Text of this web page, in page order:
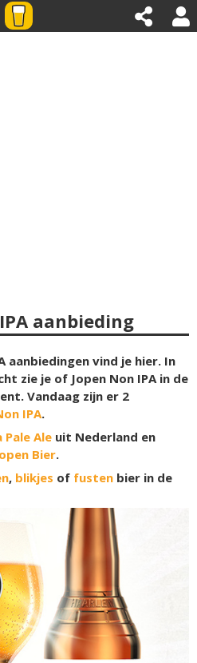
aanbieding
aanbiedingen vind je hier. In
zie je of Jopen Non IPA in de
Vandaag zijn er 2
IPA.
Pale Ale uit Nederland en
Bier.
, blikjes of fusten bier in de